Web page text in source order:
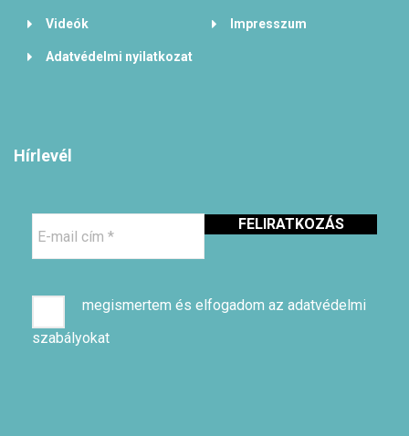
Videók Impresszum
Adatvédelmi nyilatkozat
Hírlevél
mail
cím
megismertem és elfogadom az adatvédelmi
szabályokat